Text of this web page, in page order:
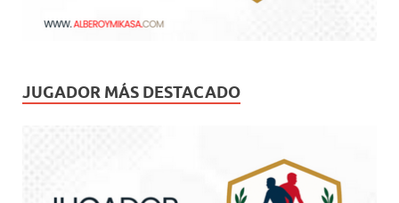
JUGADOR MÁS DESTACADO